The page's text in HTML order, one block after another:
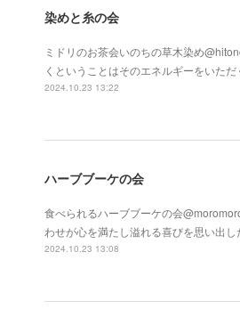
染めと糸の会
ミドリのお茶会いのちの草木染め
くということはそのエネルギーをいた
2024.10.23 13:22
ハーブブーケの会
食べられるハーブブーケの会
わせが心を満たし溢れる喜びを思い出
2024.10.23 13:08